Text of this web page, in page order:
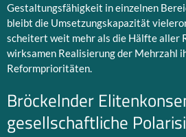
Gestaltungsfähigkeit in einzelnen
bleibt die Umsetzungskapazität
scheitert weit mehr als die Hälfte aller
wirksamen Realisierung der Mehrzahl
Reformprioritäten.
Bröckelnder
gesellschaftliche